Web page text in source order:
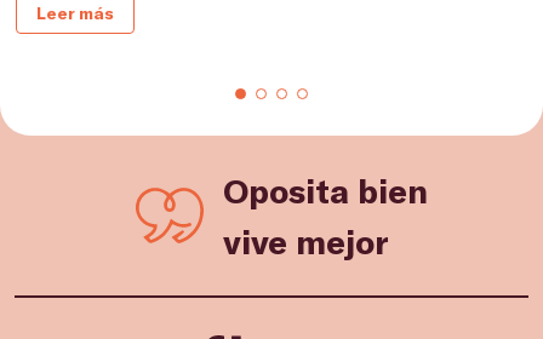
Leer más
Oposita bien
vive mejor